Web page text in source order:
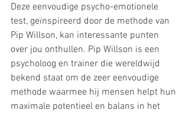
Deze eenvoudige psycho-emotionele
test, geïnspireerd door de methode van
Pip Willson, kan interessante punten
over jou onthullen. Pip Willson is een
psycholoog en trainer die wereldwijd
bekend staat om de zeer eenvoudige
methode waarmee hij mensen helpt hun
maximale potentieel en balans in het